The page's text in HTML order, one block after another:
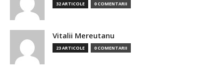
32 ARTICOLE 0 COMENTARII
Vitalii Mereutanu
23 ARTICOLE 0 COMENTARII